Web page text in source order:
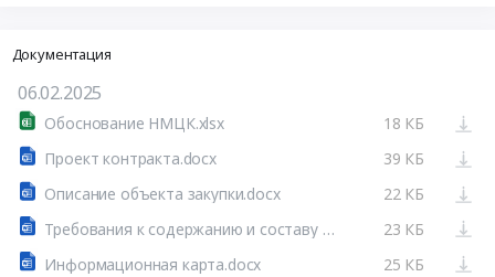
Документация
06.02.2025
Обоснование НМЦК.xlsx
18 КБ
Проект контракта.docx
39 КБ
Описание объекта закупки.docx
22 КБ
Требования к содержанию и составу заявки на участие к закупке (услуга).docx
23 КБ
Информационная карта.docx
25 КБ